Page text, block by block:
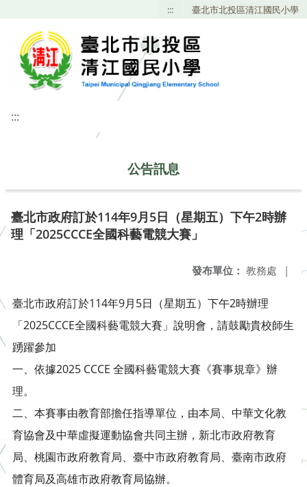
::: 臺北市北投區清江國民小學
:::
公告訊息
臺北市政府訂於114年9月5日（星期五）下午2時辦
理「2025CCCE全國科藝電競大賽」
發布單位： 教務處 |
臺北市政府訂於114年9月5日（星期五）下午2時辦理
「2025CCCE全國科藝電競大賽」說明會，請鼓勵貴校師生
踴躍參加
一、依據2025 CCCE 全國科藝電競大賽《賽事規章》辦
理。
二、本賽事由教育部擔任指導單位，由本局、中華文化教
育協會及中華虛擬運動協會共同主辦，新北市政府教育
局、桃園市政府教育局、臺中市政府教育局、臺南市政府
體育局及高雄市政府教育局協辦。